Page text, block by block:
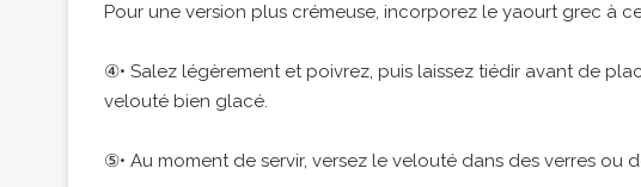
Pour une version plus crémeuse, incorporez le yaourt grec à
④• Salez légèrement et poivrez, puis laissez tiédir avant de
velouté bien glacé.
⑤• Au moment de servir, versez le velouté dans des verres ou